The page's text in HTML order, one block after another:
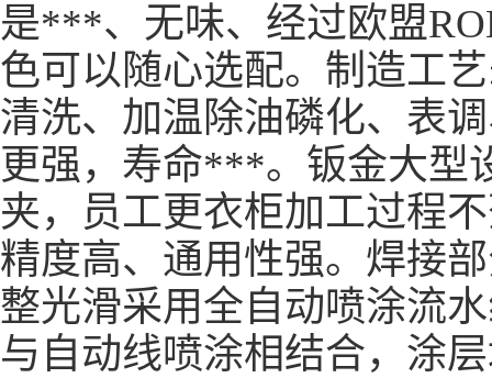
是***、无味、经过欧盟
色可以随心选配。制造工
清洗、加温除油磷化、表
更强，寿命***。钣金大型
夹，员工更衣柜加工过程
精度高、通用性强。焊接
整光滑采用全自动喷涂流
与自动线喷涂相结合，涂